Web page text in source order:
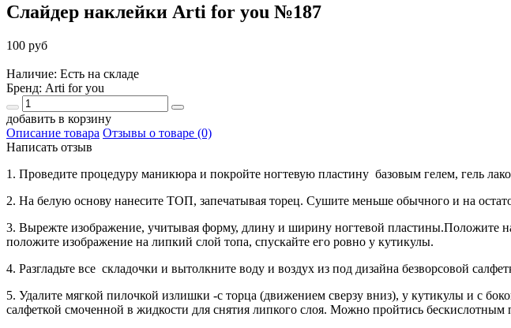
Слайдер наклейки Arti for you №187
100 руб
Наличие: Есть на складе
Бренд: Arti for you
добавить в корзину
Описание товара Отзывы о товаре (0)
Написать отзыв
1. Проведите процедуру маникюра и покройте ногтевую пластину базовым гелем, гель
2. На белую основу нанесите ТОП, запечатывая торец. Сушите меньше обычного и на
3. Вырежте изображение, учитывая форму, длину и ширину ногтевой
положите изображение на липкий слой топа, спускайте его ровно у кутикулы.
4. Разгладьте все складочки и вытолкните воду и воздух из под дизайна безворсовой
5. Удалите мягкой пилочкой излишки -с торца (движением сверзу вниз), у кутикулы и с
салфеткой смоченной в жидкости для снятия липкого слоя. Можно пройтись бескислотным